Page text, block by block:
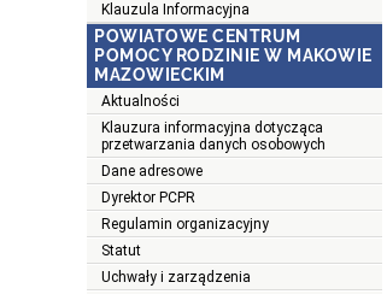
Klauzula Informacyjna
POWIATOWE CENTRUM
POMOCY RODZINIE W MAKOWIE
MAZOWIECKIM
Aktualności
Klauzura informacyjna dotycząca
przetwarzania danych osobowych
Dane adresowe
Dyrektor PCPR
Regulamin organizacyjny
Statut
Uchwały i zarządzenia